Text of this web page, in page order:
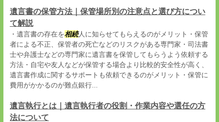
遺言書の保管方法｜保管場所別の注意点と選び方につい
て解説
・遺言書の存在を相続人に知らせてもらえるのがメリット・保管
者による不正、保管者の死亡などのリスクがある専門家・司法書
士や弁護士などの専門家に遺言書を保管してもらうよう依頼する
方法・自宅や友人などが保管する場合より比較的安全性が高く、
遺言書作成に関するサポートも依頼できるのがメリット・保管に
費用がかかるのが難点銀行...
遺言執行とは｜遺言執行者の役割・作業内容や選任の方
法について